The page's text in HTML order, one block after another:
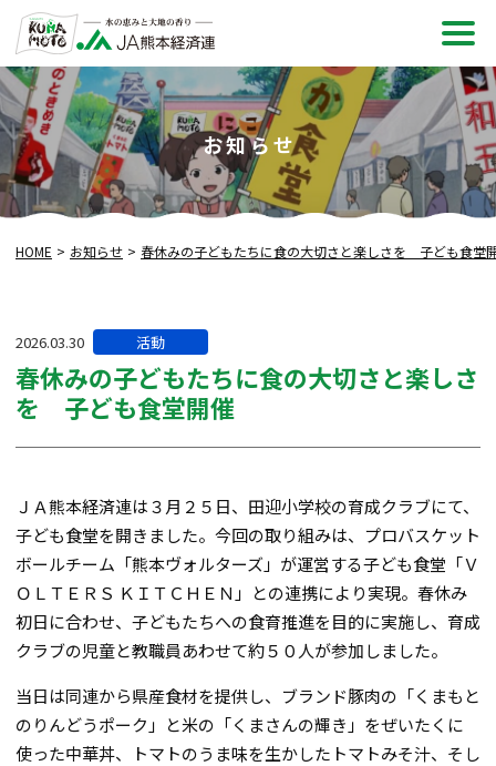
メ
ニ
お知らせ
HOME お知らせ 春休みの子どもたちに食の大切さと楽しさを 子ども食堂
2026.03.30 カ
テ
ゴ
リー:
活動
春休みの子どもたちに食の大切さと楽しさ
を 子ども食堂開催
ＪＡ熊本経済連は３月２５日、田迎小学校の育成クラブにて、
子ども食堂を開きました。今回の取り組みは、プロバスケット
ボールチーム「熊本ヴォルターズ」が運営する子ども食堂「Ｖ
ＯＬＴＥＲＳ ＫＩＴＣＨＥＮ」との連携により実現。春休み
初日に合わせ、子どもたちへの食育推進を目的に実施し、育成
クラブの児童と教職員あわせて約５０人が参加しました。
当日は同連から県産食材を提供し、ブランド豚肉の「くまもと
のりんどうポーク」と米の「くまさんの輝き」をぜいたくに
使った中華丼、トマトのうま味を生かしたトマトみそ汁、そし